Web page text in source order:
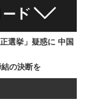
選挙」疑惑に 中国
の決断を